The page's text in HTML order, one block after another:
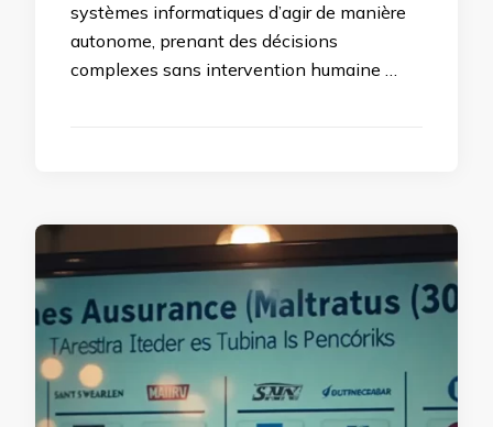
systèmes informatiques d’agir de manière
autonome, prenant des décisions
complexes sans intervention humaine …